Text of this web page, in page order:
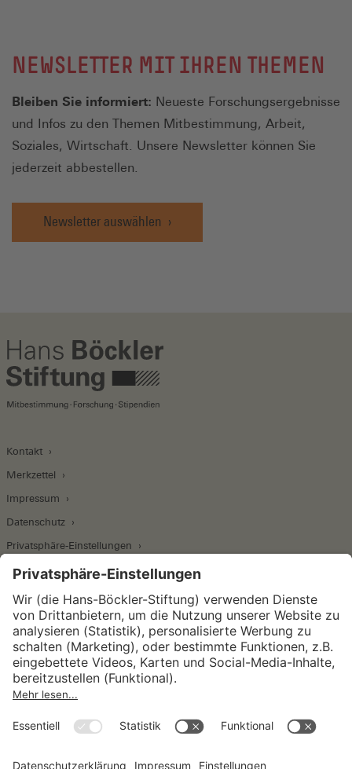
NEWSLETTER MIT IHREN THEMEN
Bleiben Sie informiert: Neueste Forschungsergebnisse
und Infos zu den Themen Mitbestimmung, Arbeit,
Soziales, Wirtschaft. Unsere Newsletter können Sie
jederzeit abbestellen.
Newsletter auswählen
Kontakt
Merkzettel
Impressum
Datenschutz
Privatsphäre-Einstellungen
Wirtschafts- und Sozialwissenschaftliches Institut
Institut für Makroökonomie und
Konjunkturforschung
Unternehmensführung